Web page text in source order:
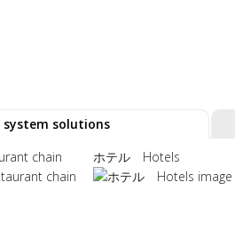
system solutions
chain
ホテル Hotels